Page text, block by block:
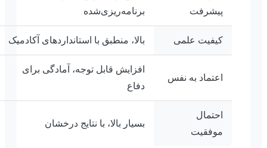
پیشرفت
برنامه‌ریزی‌شده
کیفیت علمی بالا، منطبق با استانداردهای آکادمیک
اعتماد به نفس
افزایش قابل توجه، آمادگی برای
دفاع
احتمال
موفقیت
بسیار بالا، با نتایج درخشان